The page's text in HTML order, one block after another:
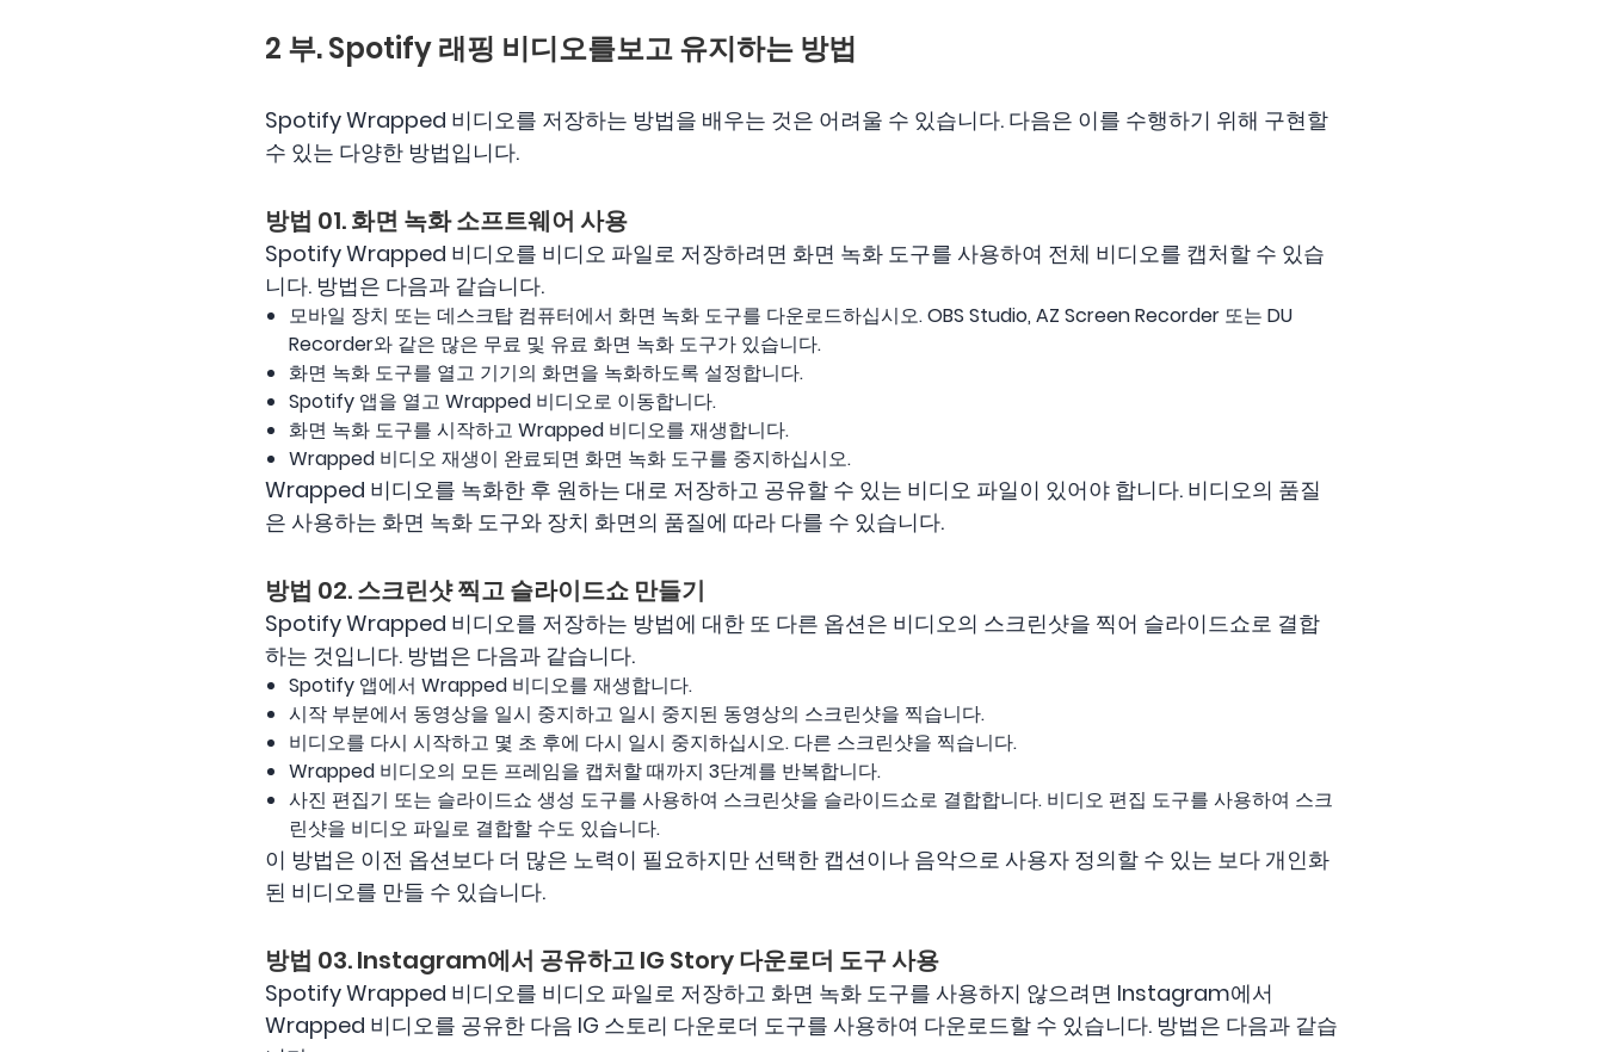
2 부. Spotify 래핑 비디오를보고 유지하는 방법
Spotify Wrapped 비디오를 저장하는 방법을 배우는 것은 어려울 수 있습니다. 다음은 이를 수행하기 위해 구현할
수 있는 다양한 방법입니다.
방법 01. 화면 녹화 소프트웨어 사용
Spotify Wrapped 비디오를 비디오 파일로 저장하려면 화면 녹화 도구를 사용하여 전체 비디오를 캡처할 수 있습
니다. 방법은 다음과 같습니다.
모바일 장치 또는 데스크탑 컴퓨터에서 화면 녹화 도구를 다운로드하십시오. OBS Studio, AZ Screen Recorder 또는 DU
Recorder와 같은 많은 무료 및 유료 화면 녹화 도구가 있습니다.
화면 녹화 도구를 열고 기기의 화면을 녹화하도록 설정합니다.
Spotify 앱을 열고 Wrapped 비디오로 이동합니다.
화면 녹화 도구를 시작하고 Wrapped 비디오를 재생합니다.
Wrapped 비디오 재생이 완료되면 화면 녹화 도구를 중지하십시오.
Wrapped 비디오를 녹화한 후 원하는 대로 저장하고 공유할 수 있는 비디오 파일이 있어야 합니다. 비디오의 품질
은 사용하는 화면 녹화 도구와 장치 화면의 품질에 따라 다를 수 있습니다.
방법 02. 스크린샷 찍고 슬라이드쇼 만들기
Spotify Wrapped 비디오를 저장하는 방법에 대한 또 다른 옵션은 비디오의 스크린샷을 찍어 슬라이드쇼로 결합
하는 것입니다. 방법은 다음과 같습니다.
Spotify 앱에서 Wrapped 비디오를 재생합니다.
시작 부분에서 동영상을 일시 중지하고 일시 중지된 동영상의 스크린샷을 찍습니다.
비디오를 다시 시작하고 몇 초 후에 다시 일시 중지하십시오. 다른 스크린샷을 찍습니다.
Wrapped 비디오의 모든 프레임을 캡처할 때까지 3단계를 반복합니다.
사진 편집기 또는 슬라이드쇼 생성 도구를 사용하여 스크린샷을 슬라이드쇼로 결합합니다. 비디오 편집 도구를 사용하여 스크
린샷을 비디오 파일로 결합할 수도 있습니다.
이 방법은 이전 옵션보다 더 많은 노력이 필요하지만 선택한 캡션이나 음악으로 사용자 정의할 수 있는 보다 개인화
된 비디오를 만들 수 있습니다.
방법 03. Instagram에서 공유하고 IG Story 다운로더 도구 사용
Spotify Wrapped 비디오를 비디오 파일로 저장하고 화면 녹화 도구를 사용하지 않으려면 Instagram에서
Wrapped 비디오를 공유한 다음 IG 스토리 다운로더 도구를 사용하여 다운로드할 수 있습니다. 방법은 다음과 같습